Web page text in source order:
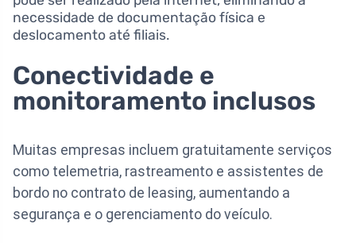
necessidade de documentação física e
deslocamento até filiais.
Conectividade e
monitoramento inclusos
Muitas empresas incluem gratuitamente serviços
como telemetria, rastreamento e assistentes de
bordo no contrato de leasing, aumentando a
segurança e o gerenciamento do veículo.